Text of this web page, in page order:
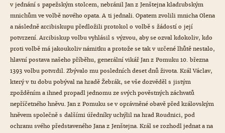
v jednání s papežským stolcem, nebránil Jan z Jenštejna kladrubským
mnichům ve volbě nového opata. A ti jednali. Opatem zvolili mnicha Olena
a následně arcibiskupu předložili protokol o volbě s žádostí o její
potvrzení. Arcibiskup volbu vyhlásil s výzvou, aby se ozval kdokoliv, kdo
proti volbě má jakoukoliv námitku a protože se tak v určené lhůtě nestalo,
hlavní postava našeho příběhu, generální vikář Jan z Pomuku 10. března
1393 volbu potvrdil. Zbývalo mu posledních deset dnů života. Král Václav,
který v tu dobu pobýval na hradě Žebrák, se vše dozvěděl s jistým
zpožděním a ihned propadl jednomu ze svých pověstných záchvatů
nepříčetného hněvu. Jan z Pomuku se v oprávněné obavě před královským
hněvem společně s dalšími úředníky uchýlil na hrad Roudnici, pod
ochranu svého představeného Jana z Jenštejna. Král se rozhodl jednat a na